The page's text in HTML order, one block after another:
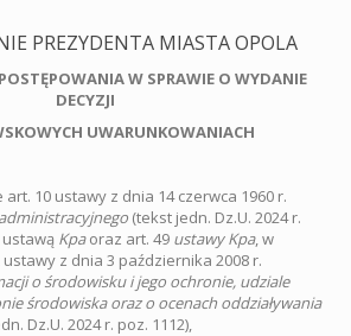
PREZYDENTA MIASTA OPOLA
W SPRAWIE O WYDANIE
DECYZJI
UWARUNKOWANIACH
art. 10 ustawy z dnia 14 czerwca 1960 r.
(tekst jedn. Dz.U. 2024 r.
Kpaoraz art. 49 ustawy Kpa, w
z dnia 3 października 2008 r.
o środowisku i jego ochronie, udziale
środowiska oraz o ocenach oddziaływania
Dz.U. 2024 r. poz. 1112),